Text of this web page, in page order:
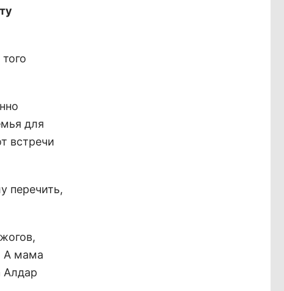
для
встречи
перечить,
А мама
Алдар